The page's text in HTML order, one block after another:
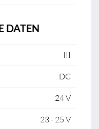
DATEN
III
DC
24 V
23 - 25 V